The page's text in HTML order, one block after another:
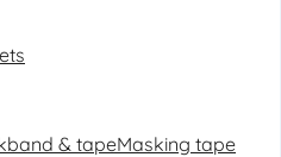
& tapeMasking tape